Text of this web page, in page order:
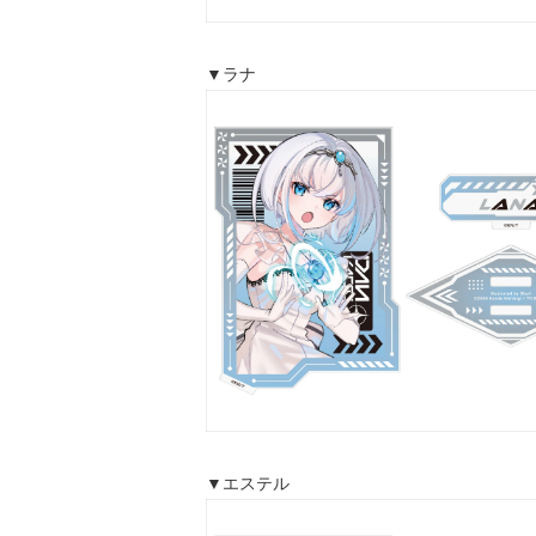
▼ラナ
▼エステル